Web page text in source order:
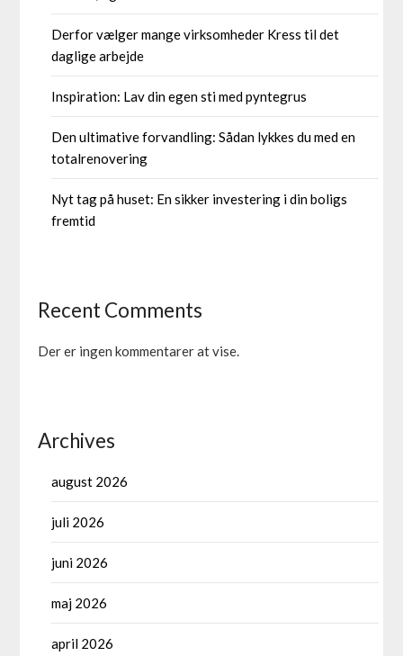
Derfor vælger mange virksomheder Kress til det
daglige arbejde
Inspiration: Lav din egen sti med pyntegrus
Den ultimative forvandling: Sådan lykkes du med en
totalrenovering
Nyt tag på huset: En sikker investering i din boligs
fremtid
Recent Comments
Der er ingen kommentarer at vise.
Archives
august 2026
juli 2026
juni 2026
maj 2026
april 2026